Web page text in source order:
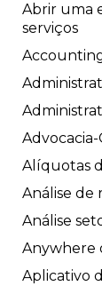
Abrir uma
serviços
Alíquotas
Análise de
Análise
Anywhere
Aplicativo